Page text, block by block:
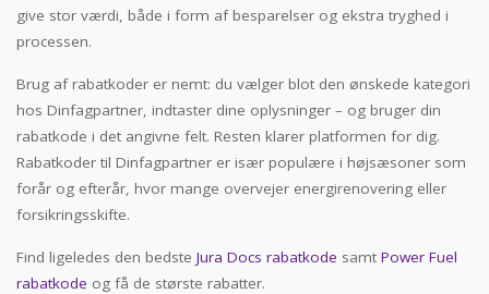
give stor værdi, både i form af besparelser og ekstra tryghed i
processen.
Brug af rabatkoder er nemt: du vælger blot den ønskede kategori
hos Dinfagpartner, indtaster dine oplysninger – og bruger din
rabatkode i det angivne felt. Resten klarer platformen for dig.
Rabatkoder til Dinfagpartner er især populære i højsæsoner som
forår og efterår, hvor mange overvejer energirenovering eller
forsikringsskifte.
Find ligeledes den bedste Jura Docs rabatkode samt Power Fuel
rabatkode og få de største rabatter.